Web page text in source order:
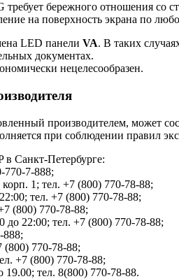
бережного отношения со
на поверхность экрана по
LED панели VA. В таких
документах.
нецелесообразен.
производителем, может
при соблюдении правил
в Санкт-Петербурге:
770-7-888;
1; тел. +7 (800) 770-78-88;
тел. +7 (800) 770-78-88;
(800) 770-78-88;
до 22:00; тел. +7 (800) 770-78-88;
888;
(800) 770-78-88;
+7 (800) 770-78-88;
19.00; тел. 8(800) 770-78-88.